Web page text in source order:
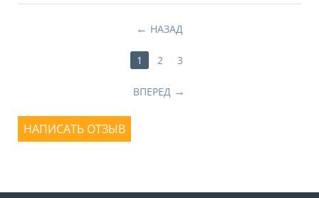
НАЗАД
1 2 3
ВПЕРЕД
НАПИСАТЬ ОТЗЫВ